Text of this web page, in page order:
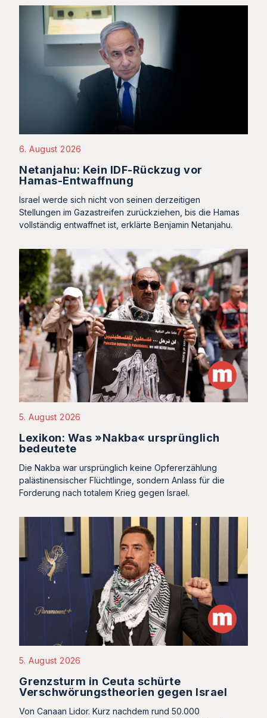
6. August 2026
Netanjahu: Kein IDF-Rückzug vor
Hamas-Entwaffnung
Israel werde sich nicht von seinen derzeitigen
Stellungen im Gazastreifen zurückziehen, bis die Hamas
vollständig entwaffnet ist, erklärte Benjamin Netanjahu.
5. August 2026
Lexikon: Was »Nakba« ursprünglich
bedeutete
Die Nakba war ursprünglich keine Opfererzählung
palästinensischer Flüchtlinge, sondern Anlass für die
Forderung nach totalem Krieg gegen Israel.
5. August 2026
Grenzsturm in Ceuta schürte
Verschwörungstheorien gegen Israel
Von Canaan Lidor. Kurz nachdem rund 50.000